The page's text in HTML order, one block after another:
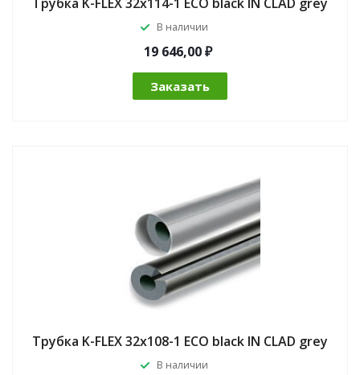
В наличии
19 646,00 ₽
Заказать
Трубка K-FLEX 32x108-1 ECO black IN CLAD grey
В наличии